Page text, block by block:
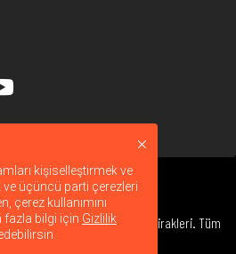
veya bağlı kuruluşları ve iştirakleri. Tüm
kişiselleştirmek ve
ve üçüncü parti çerezleri
çerez kullanımını
fazla bilgi için Gizlilik